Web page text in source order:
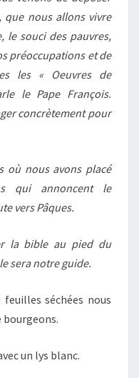
que nous allons vivre
le souci des pauvres,
préoccupations et de
les « Oeuvres de
le Pape François.
concrètement pour
où nous avons placé
qui annoncent le
vers Pâques.
la bible au pied du
sera notre guide.
séchées nous
bourgeons.
un lys blanc.